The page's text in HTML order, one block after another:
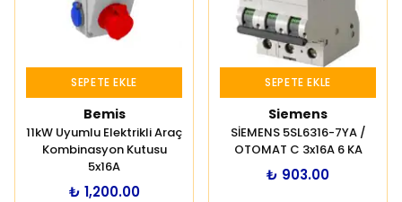
SEPETE EKLE
Bemis
11kW Uyumlu Elektrikli Araç
Kombinasyon Kutusu
5x16A
₺ 1,200.00
SEPETE EKLE
Siemens
SİEMENS 5SL6316-7YA /
OTOMAT C 3x16A 6 KA
₺ 903.00